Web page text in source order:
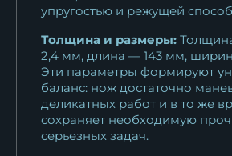
упругостью и режущей
Толщина и размеры:
2,4 мм, длина — 143 мм,
Эти параметры формируют
баланс: нож достаточно
деликатных работ и в то же
сохраняет необходимую
серьезных задач.